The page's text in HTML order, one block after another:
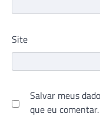
Site
Salvar meus
que eu comentar.